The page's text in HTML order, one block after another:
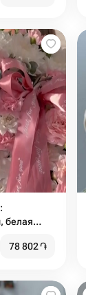
белая
М
78 802֏